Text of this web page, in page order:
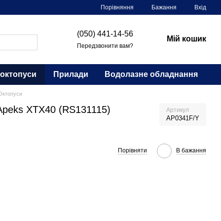
Порівняння Бажання Вхід
(050) 441-14-56
Передзвонити вам?
Мій кошик
Прилади Водолазне обладнання
XTX40 (RS131115) Артикул
AP0341F/Y
Порівняти В бажання